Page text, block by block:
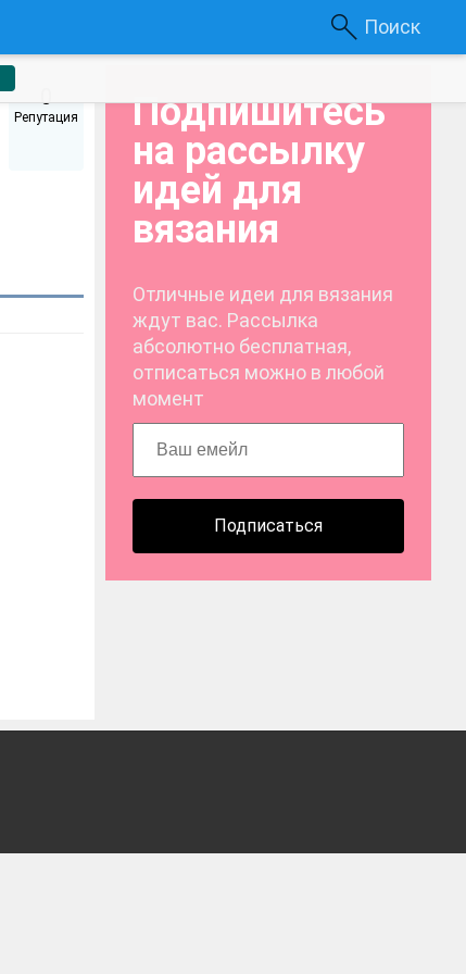
Поиск
0
Репутация
Подпишитесь
на рассылку
идей для
вязания
Отличные идеи для вязания
ждут вас. Рассылка
абсолютно бесплатная,
отписаться можно в любой
момент
Подписаться